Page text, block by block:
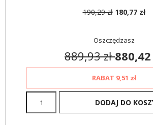
190,29 zł 180,77 zł
Oszczędzasz
889,93 zł880,42
RABAT 9,51 zł
DODAJ DO